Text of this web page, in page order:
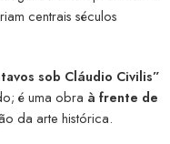
centrais séculos
sob Cláudio Civilis”
é uma obra à frente de
da arte histórica.